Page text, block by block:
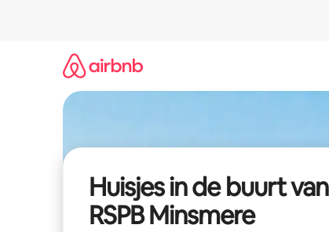
Huisjes in de buurt van
RSPB Minsmere